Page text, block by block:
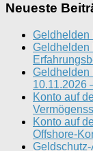
Neueste
Geldhelden
Geldhelden
Geldhelden
10.11.2026
Konto auf
Konto auf
Offshore-